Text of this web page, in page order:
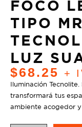
FOCO
TIPO
LUZ
$68.25 +
Iluminación
transformará tus
ambiente acogedor